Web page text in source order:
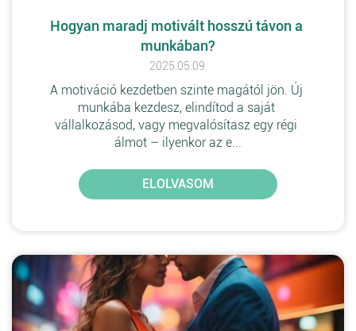
Hogyan maradj motivált hosszú távon a
munkában?
2025.05.09.
A motiváció kezdetben szinte magától jön. Új
munkába kezdesz, elindítod a saját
vállalkozásod, vagy megvalósítasz egy régi
álmot – ilyenkor az e...
ELOLVASOM